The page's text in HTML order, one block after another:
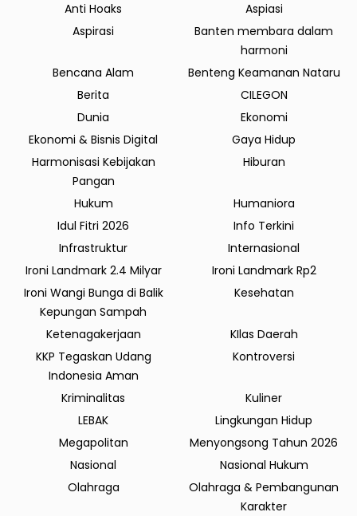
Anti Hoaks
Aspiasi
Aspirasi
Banten membara dalam
harmoni
Bencana Alam
Benteng Keamanan Nataru
Berita
CILEGON
Dunia
Ekonomi
Ekonomi & Bisnis Digital
Gaya Hidup
Harmonisasi Kebijakan
Pangan
Hiburan
Hukum
Humaniora
Idul Fitri 2026
Info Terkini
Infrastruktur
Internasional
Ironi Landmark 2.4 Milyar
Ironi Landmark Rp2
Ironi Wangi Bunga di Balik
Kepungan Sampah
Kesehatan
Ketenagakerjaan
KIlas Daerah
KKP Tegaskan Udang
Indonesia Aman
Kontroversi
Kriminalitas
Kuliner
LEBAK
Lingkungan Hidup
Megapolitan
Menyongsong Tahun 2026
Nasional
Nasional Hukum
Olahraga
Olahraga & Pembangunan
Karakter